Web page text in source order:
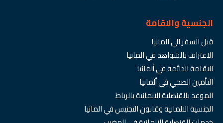
الجنسية والاقامة
قبل السفر الى المانيا
الاعتراف بالشواهد في المانيا
الاقامة الدائمة في ألمانيا
التأمين الصحي في ألمانيا
الموعد بالقنصلية الالمانية بالرباط
الجنسية الالمانية وقانون التجنيس في المانيا